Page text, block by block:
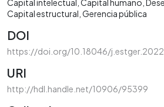
Capital intelectual Capital humano
Capital estructural Gerencia pública
DOI
https://doi.org/10.18046/
URI
http://hdl.handle.net/10906/95399